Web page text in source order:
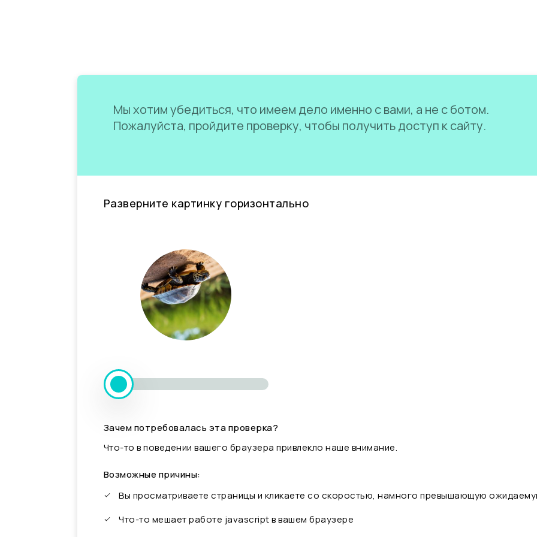
Мы хотим убедиться, что имеем дело именно с вами, а не с ботом.
Пожалуйста, пройдите проверку, чтобы получить доступ к сайту.
Разверните картинку горизонтально
Зачем потребовалась эта проверка?
Что-то в поведении вашего браузера привлекло наше внимание.
Возможные причины:
Вы просматриваете страницы и кликаете со скоростью, намного превышающую
Что-то мешает работе javascript в вашем браузере